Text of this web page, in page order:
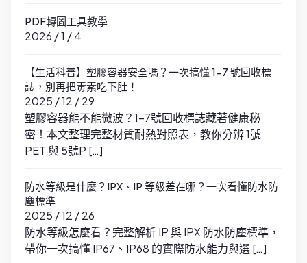
PDF轉圖工具教學
2026 / 1 / 4
【生活科普】塑膠容器安全嗎？一次搞懂 1-7 號回收標
誌，別再把毒素吃下肚！
2025 / 12 / 29
塑膠容器能不能微波？1-7號回收標誌藏著健康秘
密！本文整理完整材質耐熱對照表，教你分辨 1號
PET 與 5號P […]
防水等級是什麼？IPX、IP 等級差在哪？一次看懂防水防
塵標準
2025 / 12 / 26
防水等級怎麼看？完整解析 IP 與 IPX 防水防塵標準，
帶你一次搞懂 IP67、IP68 的實際防水能力與選 […]